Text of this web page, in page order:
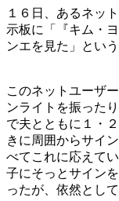
１６日、あるネッ
示板に「『キム・
ンエを見た」とい
このネットユーザ
ンライトを振った
で夫とともに１・
きに周囲からサイ
べてこれに応えて
子にそっとサイン
ったが、依然とし